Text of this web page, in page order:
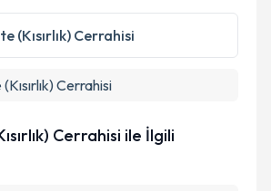
işlenmesine ilişkinAydınlatma
ve kişisel verilerimin belirtilen
işlenmesini kabul ediyorum.
(Kısırlık) Cerrahisi
Cerrahisi
Cerrahisi ile İlgili